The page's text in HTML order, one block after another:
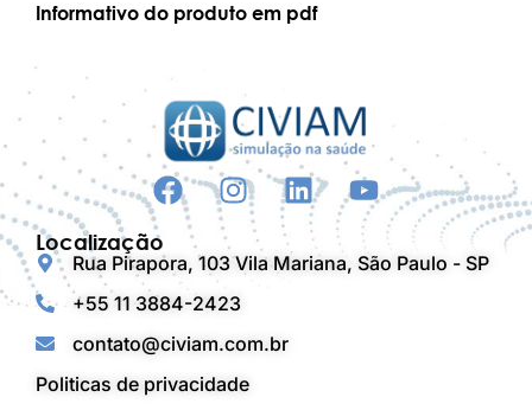
Informativo do produto em pdf
Localização
Rua Pirapora, 103 Vila Mariana, São Paulo - SP
+55 11 3884-2423
contato@civiam.com.br
Politicas de privacidade